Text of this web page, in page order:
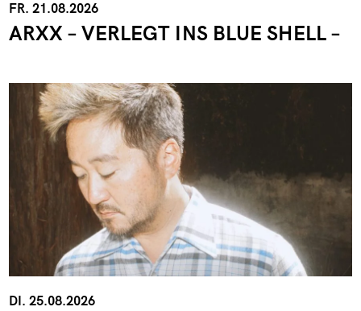
FR. 21.08.2026
ARXX – VERLEGT INS BLUE SHELL –
DI. 25.08.2026